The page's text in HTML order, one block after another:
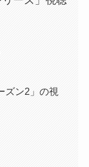
ズン2」の視